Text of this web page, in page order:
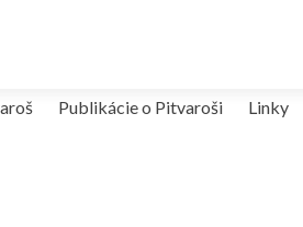
Publikácie o Pitvaroši Linky